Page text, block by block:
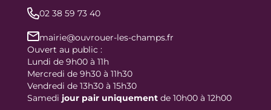
02 38 59 73 40
mairie@ouvrouer-les-champs.fr
Ouvert au public :
Lundi de 9h00 à 11h
Mercredi de 9h30 à 11h30
Vendredi de 13h30 à 15h30
Samedi jour pair uniquement de 10h00 à 12h00